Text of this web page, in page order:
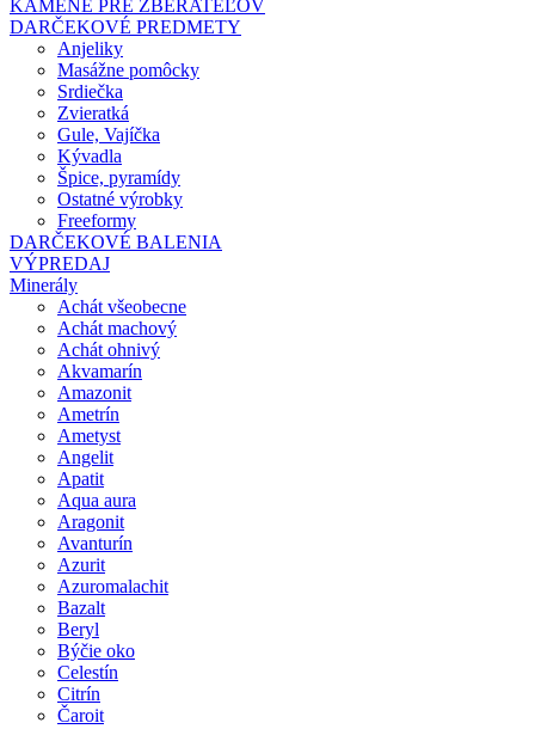
KAMENE PRE ZBERATEĽOV
DARČEKOVÉ PREDMETY
Anjeliky
Masážne pomôcky
Srdiečka
Zvieratká
Gule, Vajíčka
Kývadla
Špice, pyramídy
Ostatné výrobky
Freeformy
DARČEKOVÉ BALENIA
VÝPREDAJ
Minerály
Achát všeobecne
Achát machový
Achát ohnivý
Akvamarín
Amazonit
Ametrín
Ametyst
Angelit
Apatit
Aqua aura
Aragonit
Avanturín
Azurit
Azuromalachit
Bazalt
Beryl
Býčie oko
Celestín
Citrín
Čaroit